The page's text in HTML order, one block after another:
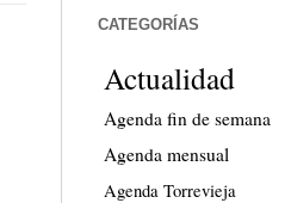
CATEGORÍAS
Actualidad
Agenda fin de semana
Agenda mensual
Agenda Torrevieja